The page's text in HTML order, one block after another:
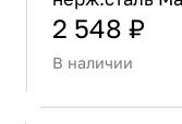
Бренды
Контакты
2 548 ₽
В наличии